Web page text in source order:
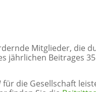
Mitglieder, die
jährlichen Beitrages
für die Gesellschaft